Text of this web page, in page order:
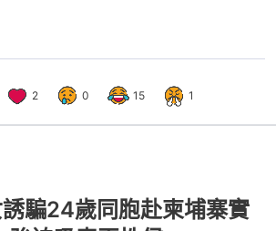
2 0 15 1
騙24歲同胞赴柬埔寨實